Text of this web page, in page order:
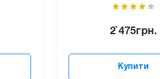
2`475грн.
Купити